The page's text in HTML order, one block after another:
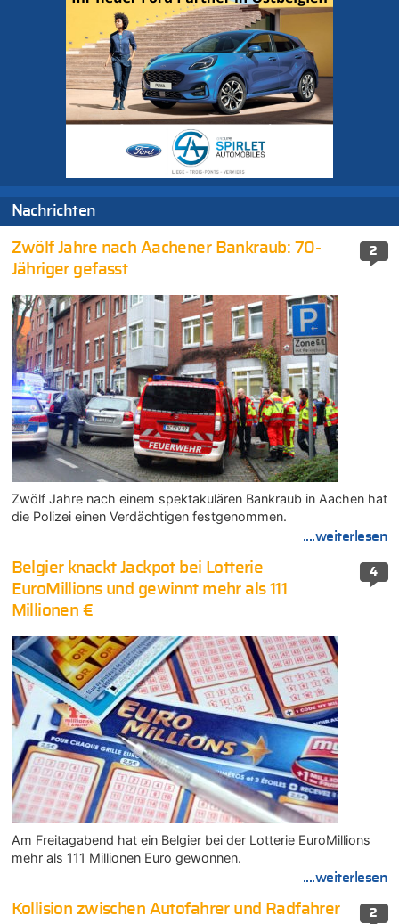
Nachrichten
2
Zwölf Jahre nach Aachener Bankraub: 70-
Jähriger gefasst
Zwölf Jahre nach einem spektakulären Bankraub in Aachen hat
die Polizei einen Verdächtigen festgenommen.
....weiterlesen
4
Belgier knackt Jackpot bei Lotterie
EuroMillions und gewinnt mehr als 111
Millionen €
Am Freitagabend hat ein Belgier bei der Lotterie EuroMillions
mehr als 111 Millionen Euro gewonnen.
....weiterlesen
2
Kollision zwischen Autofahrer und Radfahrer